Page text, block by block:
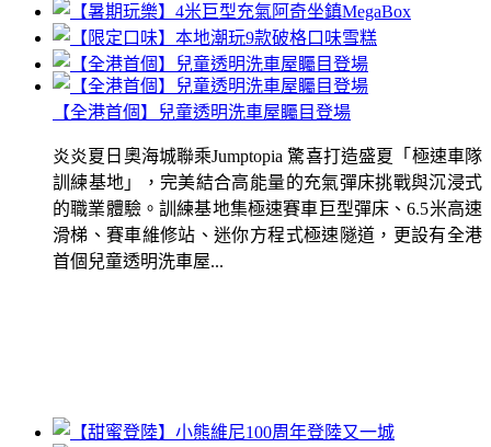
【全港首個】兒童透明洗車屋矚目登場
炎炎夏日奧海城聯乘Jumptopia 驚喜打造盛夏「極速車隊
訓練基地」，完美結合高能量的充氣彈床挑戰與沉浸式
的職業體驗。訓練基地集極速賽車巨型彈床、6.5米高速
滑梯、賽車維修站、迷你方程式極速隧道，更設有全港
首個兒童透明洗車屋...